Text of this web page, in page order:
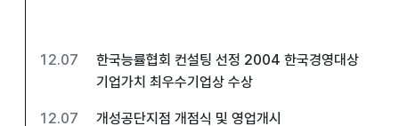
12.07
한국능률협회 컨설팅 선정 2004 한국경영대상
기업가치 최우수기업상 수상
12.07 개성공단지점 개점식 및 영업개시